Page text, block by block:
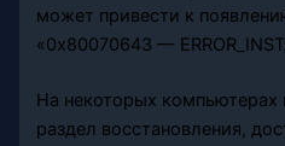
может привести к
«0x80070643 —
На некоторых компьютерах
раздел восстановления,